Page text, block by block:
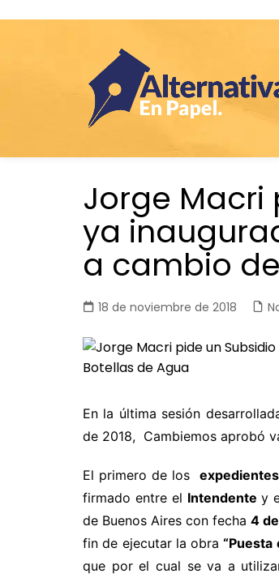
Jorge Macri
ya
a cambio
18 de noviembre de 2018
En la última sesión
de 2018, Cambiemos aprobó
El primero de los
firmado entre el Intendente y
de Buenos Aires con fecha4
fin de ejecutar la obra“Puesta
que por el cual se va a